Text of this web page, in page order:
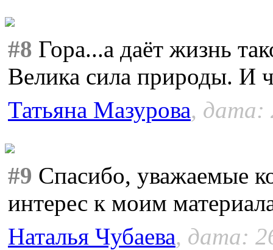
#8 Гора...а даёт жизнь
Велика сила природы. И
Татьяна Мазурова, дата:
#9 Спасибо, уважаемые
интерес к моим
Наталья Чубаева, дата: